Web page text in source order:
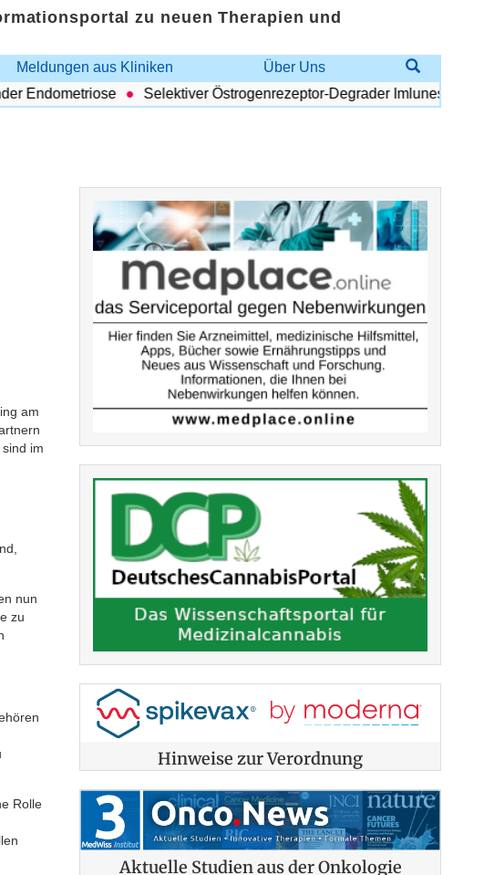
zu neuen Therapien und
Meldungen aus Kliniken
Über Uns
Endometriose Selektiver Östrogenrezeptor-Degrader Imlunestrant:
am
im
nun
zu
Rolle
Hinweise zur Verordnung
Aktuelle Studien aus der Onkologie